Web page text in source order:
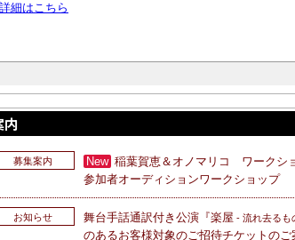
詳細はこちら
募集案内 New 稲葉賀恵＆オノマリコ ワークシ
参加者オーディションワークショップ
お知らせ 舞台手話通訳付き公演『楽屋 - 流れ去るも
のあるお客様対象のご招待チケットのご